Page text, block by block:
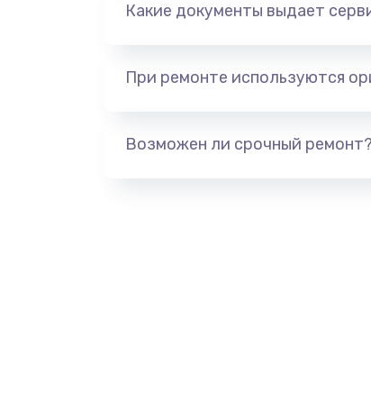
Чистка с разбором
Ремонт капучинатора
Какие документы выдает
При ремонте используются
Возможен ли срочный